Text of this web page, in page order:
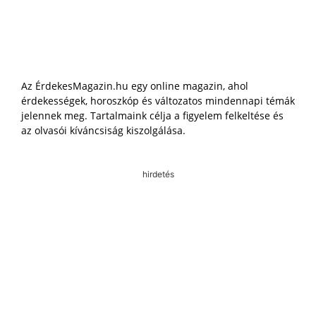
Az ÉrdekesMagazin.hu egy online magazin, ahol
érdekességek, horoszkóp és változatos mindennapi témák
jelennek meg. Tartalmaink célja a figyelem felkeltése és
az olvasói kíváncsiság kiszolgálása.
hirdetés